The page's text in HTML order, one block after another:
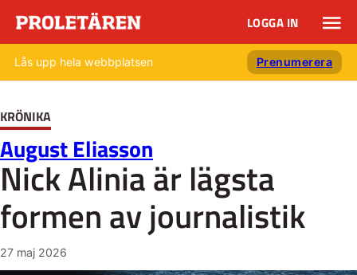
LOGGA IN
Lås upp hela webbplatsen Prenumerera
KRÖNIKA
August Eliasson
Nick Alinia är lägsta
formen av journalistik
27 maj 2026